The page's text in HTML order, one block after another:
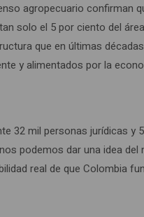
agropecuario confirman
solo el 5 por ciento del
que en últimas
y alimentados por la
32 mil personas jurídicas
podemos dar una idea
real de que Colombia